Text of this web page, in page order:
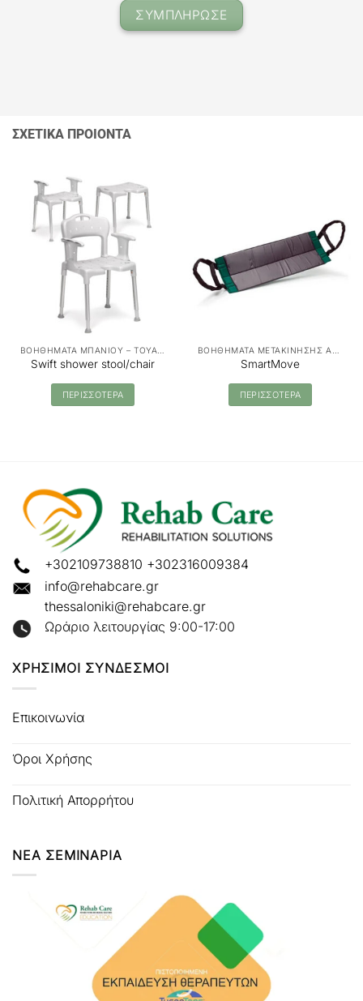
ΣΥΜΠΛΗΡΩΣΕ
ΣΧΕΤΙΚΑ ΠΡΟΙΟΝΤΑ
Swift shower stool/chair
ΠΕΡΙΣΣΟΤΕΡΑ
SmartMove
ΠΕΡΙΣΣΟΤΕΡΑ
+302109738810 +302316009384
info@rehabcare.gr
thessaloniki@rehabcare.gr
Ωράριο λειτουργίας 9:00-17:00
ΧΡΗΣΙΜΟΙ ΣΥΝΔΕΣΜΟΙ
Επικοινωνία
Όροι Χρήσης
Πολιτική Απορρήτου
ΝΕΑ ΣΕΜΙΝΑΡΙΑ